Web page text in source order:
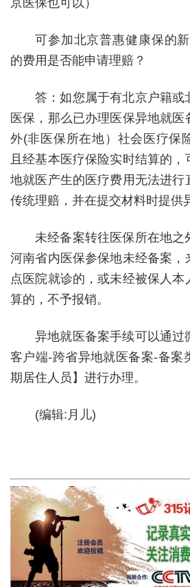
京医保也可以）
可参加北京普惠健康保的
的费用是否能申请理赔？
答：如您属于有北京户籍或
医保，那么已办理医保异地就
外(非医保所在地）社会医疗保
且经基本医疗保险实时结算的
地就医产生的医疗费用无法进行
传统理赔，并在提交材料时提供
未经备案转往医保所在地之
河南省内医保参保地未经备案，
点医院就诊的，或未经被保人
算的，不予报销。
异地就医备案手续可以通过
客户端-跨省异地就医备案-备案
期居住人员】进行办理。
(编辑:月儿)